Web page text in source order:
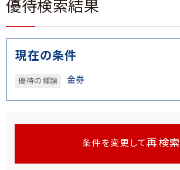
優待検索結果
現在の条件
優待の種類 金券
条件を変更して 再検索